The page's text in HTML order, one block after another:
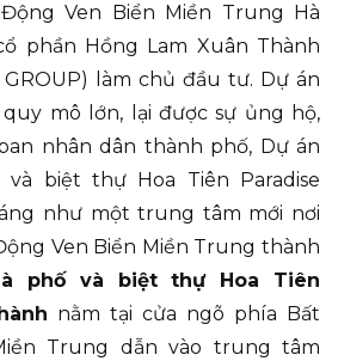
Ven Biển Miền Trung Hà
phần Hồng Lam Xuân Thành
làm chủ đầu tư. Dự án
mô lớn, lại được sự ủng hộ,
nhân dân thành phố, Dự án
biệt thự Hoa Tiên Paradise
như một trung tâm mới nơi
Ven Biển Miền Trung thành
phố và biệt thự Hoa Tiên
nằm tại cửa ngõ phía Bất
Trung dẫn vào trung tâm